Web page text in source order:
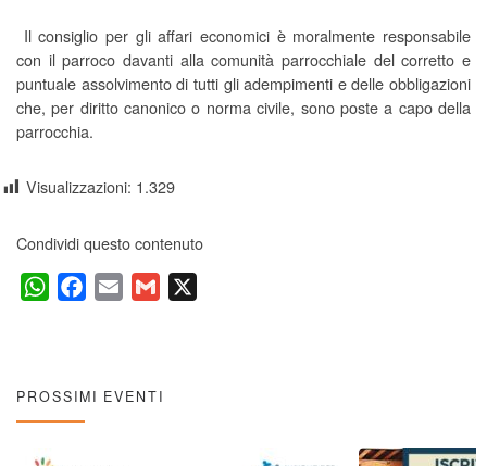
Il consiglio per gli affari economici è moralmente responsabile
con il parroco davanti alla comunità parrocchiale del corretto e
puntuale assolvimento di tutti gli adempimenti e delle obbligazioni
che, per diritto canonico o norma civile, sono poste a capo della
parrocchia.
Visualizzazioni: 1.329
Condividi questo contenuto
W
s
A
p
b
l
l
PROSSIMI EVENTI